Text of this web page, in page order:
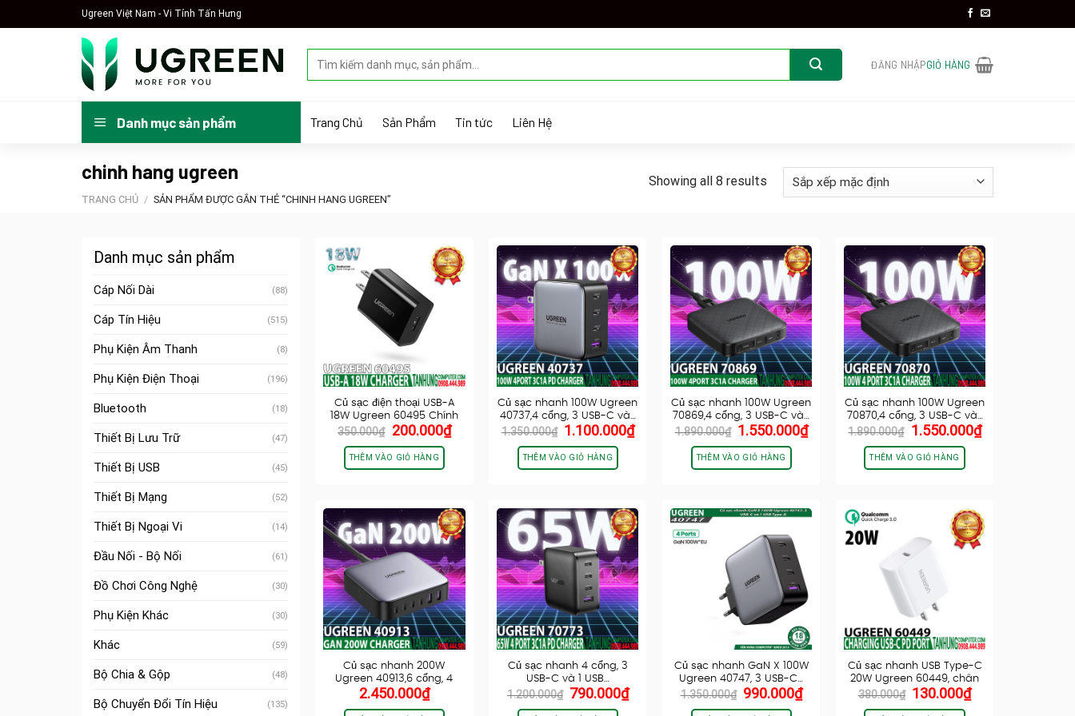
to
Ugreen Việt Nam - Vi Tính Tấn Hưng
kiếm:
ĐĂNG NHẬPGIỎ HÀNG
Danh mục sản phẩm Trang Chủ Sản Phẩm Tin tức Liên Hệ
chinh hang ugreen
TRANG CHỦ / SẢN PHẨM ĐƯỢC GẮN THẺ “CHINH HANG UGREEN”
Showing all 8 results
Danh mục sản phẩm
Cáp Nối Dài (88)
Cáp Tín Hiệu (515)
Phụ Kiện Âm Thanh (8)
Phụ Kiện Điện Thoại (196)
Bluetooth (18)
Thiết Bị Lưu Trữ (47)
Thiết Bị USB (45)
Thiết Bị Mạng (52)
Thiết Bị Ngoại Vi (14)
Đầu Nối - Bộ Nối (61)
Đồ Chơi Công Nghệ (30)
Phụ Kiện Khác (30)
Khác (59)
Bộ Chia & Gộp (48)
Bộ Chuyển Đổi Tín Hiệu (135)
Củ sạc điện thoại USB-A
18W Ugreen 60495 Chính
hãng…
350.000₫
Giá
gốc
là:
350.000₫.
200.000₫Giá
THÊM VÀO GIỎ HÀNG
Củ sạc nhanh 100W Ugreen
40737,4 cổng, 3 USB-C và…
1.350.000₫ Giá
gốc
là:
1.350.000₫.
1.100.000₫Giá
THÊM VÀO GIỎ HÀNG
Củ sạc nhanh 100W Ugreen
70869,4 cổng, 3 USB-C và…
1.890.000₫ Giá
gốc
là:
1.890.000₫.
1.550.000₫Giá
THÊM VÀO GIỎ HÀNG
Củ sạc nhanh 100W Ugreen
70870,4 cổng, 3 USB-C và…
1.890.000₫ Giá
gốc
là:
1.890.000₫.
1.550.000₫Giá
THÊM VÀO GIỎ HÀNG
Củ sạc nhanh 200W
Ugreen 40913,6 cổng, 4
USB-C và…
2.450.000₫
Củ sạc nhanh 4 cổng, 3
USB-C và 1 USB…
1.200.000₫ Giá
gốc
790.000₫Giá
Củ sạc nhanh GaN X 100W
Ugreen 40747, 3 USB-C…
1.350.000₫ Giá
gốc
990.000₫Giá
Củ sạc nhanh USB Type-C
20W Ugreen 60449, chân
dẹc
380.000₫ Giá
gốc
130.000₫Giá